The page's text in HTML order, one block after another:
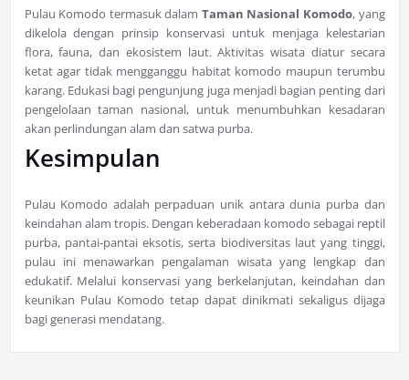
Pulau Komodo termasuk dalam Taman Nasional Komodo, yang
dikelola dengan prinsip konservasi untuk menjaga kelestarian
flora, fauna, dan ekosistem laut. Aktivitas wisata diatur secara
ketat agar tidak mengganggu habitat komodo maupun terumbu
karang. Edukasi bagi pengunjung juga menjadi bagian penting dari
pengelolaan taman nasional, untuk menumbuhkan kesadaran
akan perlindungan alam dan satwa purba.
Kesimpulan
Pulau Komodo adalah perpaduan unik antara dunia purba dan
keindahan alam tropis. Dengan keberadaan komodo sebagai reptil
purba, pantai-pantai eksotis, serta biodiversitas laut yang tinggi,
pulau ini menawarkan pengalaman wisata yang lengkap dan
edukatif. Melalui konservasi yang berkelanjutan, keindahan dan
keunikan Pulau Komodo tetap dapat dinikmati sekaligus dijaga
bagi generasi mendatang.